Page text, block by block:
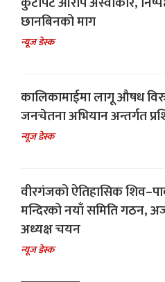
छानबिनको माग
न्यूज डेस्क
कालिकामाईमा लागू औषध
जनचेतना अभियान अन्तर्गत
न्यूज डेस्क
वीरगंजको ऐतिहासिक
मन्दिरको नयाँ समिति गठन,
अध्यक्ष चयन
न्यूज डेस्क